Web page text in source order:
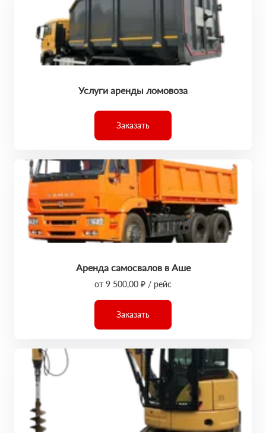
Услуги аренды ломовоза
Заказать
Аренда самосвалов в Аше
от 9 500,00 ₽ / рейс
Заказать